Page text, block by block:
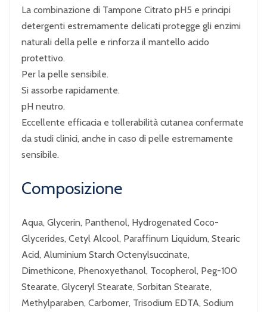
La combinazione di Tampone Citrato pH5 e principi
detergenti estremamente delicati protegge gli enzimi
naturali della pelle e rinforza il mantello acido
protettivo.
Per la pelle sensibile.
Si assorbe rapidamente.
pH neutro.
Eccellente efficacia e tollerabilità cutanea confermate
da studi clinici, anche in caso di pelle estremamente
sensibile.
Composizione
Aqua, Glycerin, Panthenol, Hydrogenated Coco-
Glycerides, Cetyl Alcool, Paraffinum Liquidum, Stearic
Acid, Aluminium Starch Octenylsuccinate,
Dimethicone, Phenoxyethanol, Tocopherol, Peg-100
Stearate, Glyceryl Stearate, Sorbitan Stearate,
Methylparaben, Carbomer, Trisodium EDTA, Sodium